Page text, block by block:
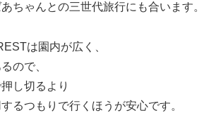
ちゃんとの三世代旅行にも合います。
は園内が広く、
ので、
し切るより
るつもりで行くほうが安心です。